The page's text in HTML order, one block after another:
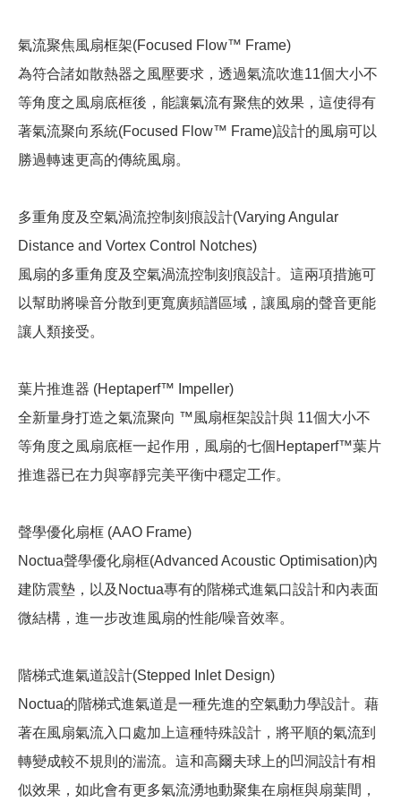
氣流聚焦風扇框架(Focused Flow™ Frame)
為符合諸如散熱器之風壓要求，透過氣流吹進11個大小不
等角度之風扇底框後，能讓氣流有聚焦的效果，這使得有
著氣流聚向系統(Focused Flow™ Frame)設計的風扇可以
勝過轉速更高的傳統風扇。
多重角度及空氣渦流控制刻痕設計(Varying Angular
Distance and Vortex Control Notches)
風扇的多重角度及空氣渦流控制刻痕設計。這兩項措施可
以幫助將噪音分散到更寬廣頻譜區域，讓風扇的聲音更能
讓人類接受。
葉片推進器 (Heptaperf™ Impeller)
全新量身打造之氣流聚向 ™風扇框架設計與 11個大小不
等角度之風扇底框一起作用，風扇的七個Heptaperf™葉片
推進器已在力與寧靜完美平衡中穩定工作。
聲學優化扇框 (AAO Frame)
Noctua聲學優化扇框(Advanced Acoustic Optimisation)內
建防震墊，以及Noctua專有的階梯式進氣口設計和內表面
微結構，進一步改進風扇的性能/噪音效率。
階梯式進氣道設計(Stepped Inlet Design)
Noctua的階梯式進氣道是一種先進的空氣動力學設計。藉
著在風扇氣流入口處加上這種特殊設計，將平順的氣流到
轉變成較不規則的湍流。這和高爾夫球上的凹洞設計有相
似效果，如此會有更多氣流湧地動聚集在扇框與扇葉間，